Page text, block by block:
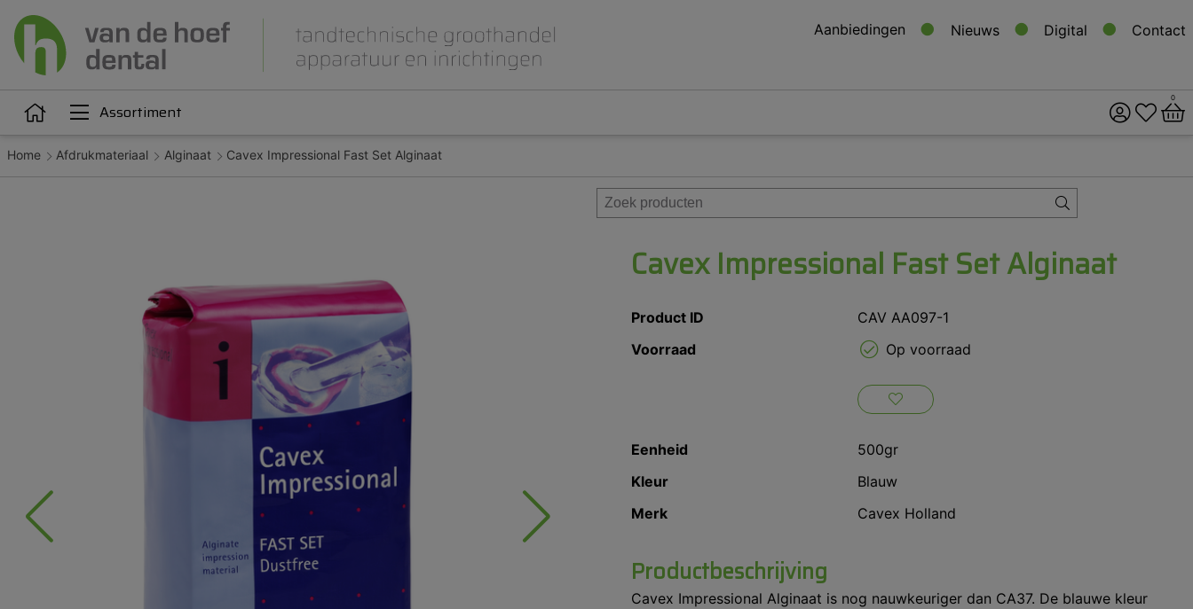
Aanbiedingen Nieuws Digital Contact
Assortiment
Articulatie Attachments
Gips en inbedmassa
Implantologie
Meubilair en inrichting
Modelleren en was
0
Home Afdrukmateriaal Alginaat Cavex Impressional Fast Set Alginaat
Cavex Impressional Fast Set Alginaat
Product ID
CAV AA097-1
Voorraad
Op voorraad
Eenheid
500gr
Kleur
Blauw
Merk
Cavex Holland
Productbeschrijving
Cavex Impressional Alginaat is nog nauwkeuriger dan CA37. De blauwe kleur